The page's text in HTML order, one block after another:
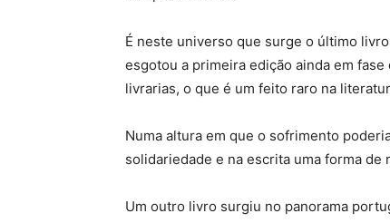
É neste universo que surge o último
esgotou a primeira edição ainda em
livrarias, o que é um feito raro na
Numa altura em que o sofrimento
solidariedade e na escrita uma forma de
Um outro livro surgiu no panorama